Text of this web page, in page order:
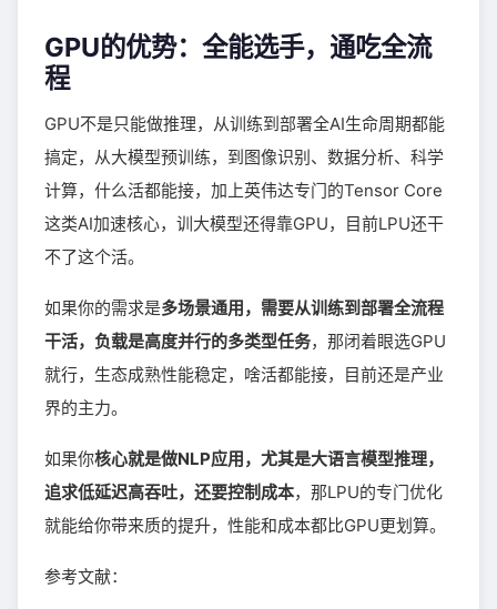
GPU的优势：全能选手，通吃全流
程
GPU不是只能做推理，从训练到部署全AI生命周期都能
搞定，从大模型预训练，到图像识别、数据分析、科学
计算，什么活都能接，加上英伟达专门的Tensor Core
这类AI加速核心，训大模型还得靠GPU，目前LPU还干
不了这个活。
如果你的需求是多场景通用，需要从训练到部署全流程
干活，负载是高度并行的多类型任务，那闭着眼选GPU
就行，生态成熟性能稳定，啥活都能接，目前还是产业
界的主力。
如果你核心就是做NLP应用，尤其是大语言模型推理，
追求低延迟高吞吐，还要控制成本，那LPU的专门优化
就能给你带来质的提升，性能和成本都比GPU更划算。
参考文献：